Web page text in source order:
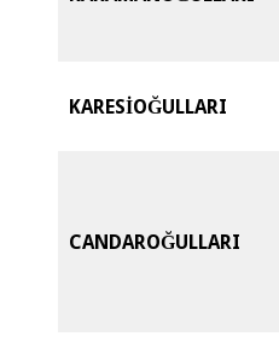
KARESİOĞULLARI
CANDAROĞULLARI